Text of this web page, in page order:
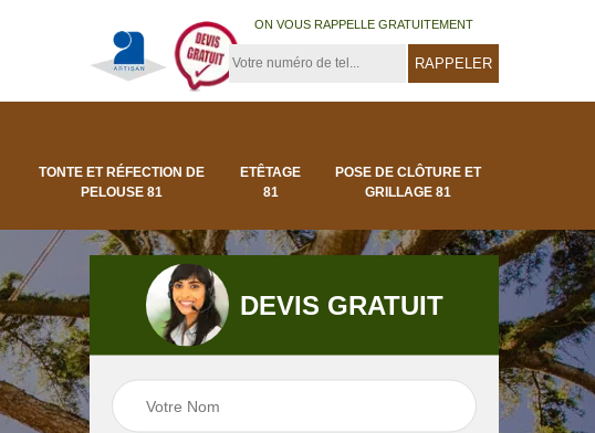
ON VOUS RAPPELLE GRATUITEMENT
TONTE ET RÉFECTION DE
PELOUSE 81
ETÊTAGE
81
POSE DE CLÔTURE ET
GRILLAGE 81
DEVIS GRATUIT